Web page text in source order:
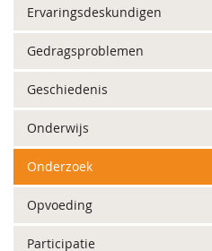
Ervaringsdeskundigen
Gedragsproblemen
Geschiedenis
Onderwijs
Onderzoek
Opvoeding
Participatie